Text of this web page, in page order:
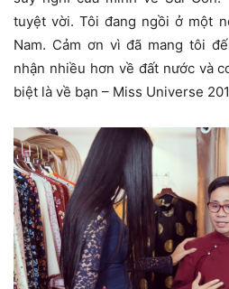
tuyệt vời. Tôi đang ngồi ở một
Nam. Cảm ơn vì đã mang tôi
nhận nhiều hơn về đất nước và
biệt là về bạn – Miss Universe